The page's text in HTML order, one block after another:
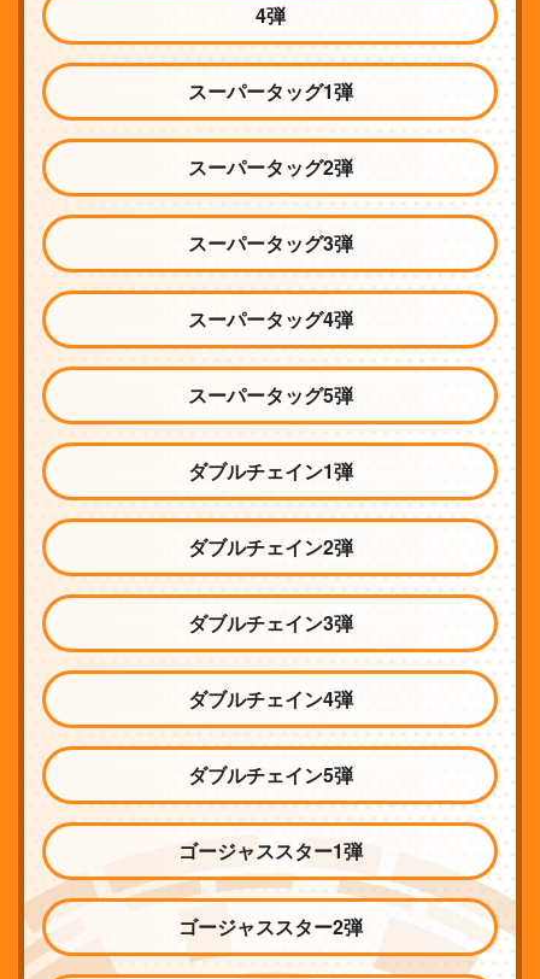
4弾
スーパータッグ1弾
スーパータッグ2弾
スーパータッグ3弾
スーパータッグ4弾
スーパータッグ5弾
ダブルチェイン1弾
ダブルチェイン2弾
ダブルチェイン3弾
ダブルチェイン4弾
ダブルチェイン5弾
ゴージャススター1弾
ゴージャススター2弾